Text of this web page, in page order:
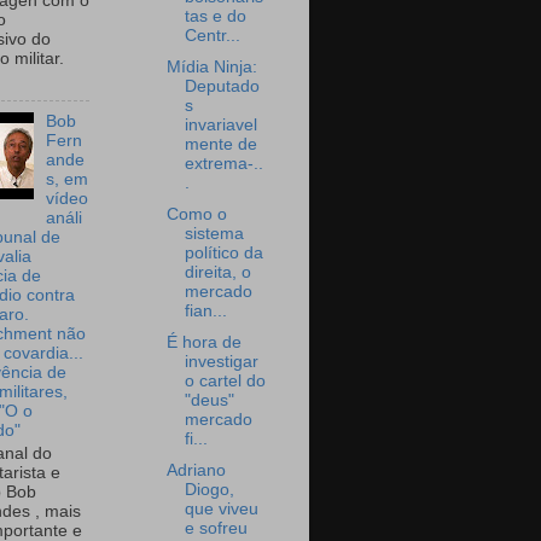
do
militar.
Bob
Fern
ande
s, em
vídeo
análi
de
de
contra
não
de
o
do
e
Bob
, mais
e
tas e do
Centr...
Mídia Ninja:
Deputado
s
invariavel
mente de
extrema-..
Como o
sistema
político da
direita, o
mercado
fian...
É hora de
investigar
o cartel do
"deus"
mercado
fi...
Adriano
Diogo,
que viveu
e sofreu